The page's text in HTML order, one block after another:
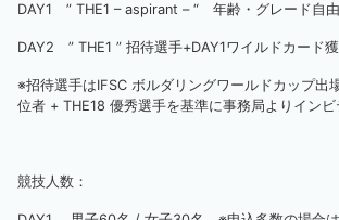
DAY1 ” THE1 – aspirant – “ 年齢・グレード自由
DAY2 ” THE1 ” 招待選手+DAY1ワイルドカード
※招待選手はIFSC ボルダリングワールドカップ出
位者 + THE18 優秀選手を基準に事務局よりイン
競技人数：